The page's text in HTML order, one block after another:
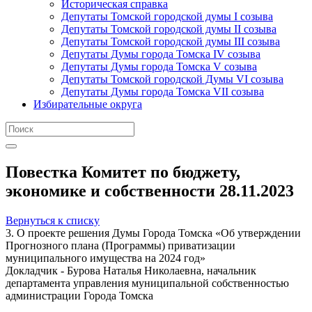
Историческая справка
Депутаты Томской городской думы I созыва
Депутаты Томской городской думы II созыва
Депутаты Томской городской думы III созыва
Депутаты Думы города Томска IV созыва
Депутаты Думы города Томска V созыва
Депутаты Томской городской Думы VI созыва
Депутаты Думы города Томска VII созыва
Избирательные округа
Повестка Комитет по бюджету,
экономике и собственности 28.11.2023
Вернуться к списку
3. О проекте решения Думы Города Томска «Об утверждении
Прогнозного плана (Программы) приватизации
муниципального имущества на 2024 год»
Докладчик - Бурова Наталья Николаевна, начальник
департамента управления муниципальной собственностью
администрации Города Томска